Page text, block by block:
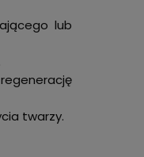
lub
twarzy.